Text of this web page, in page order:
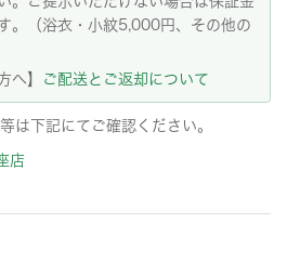
。（浴衣・小紋5,000円、その他の
へ】
ご配送とご返却について
は下記にてご確認ください。
店